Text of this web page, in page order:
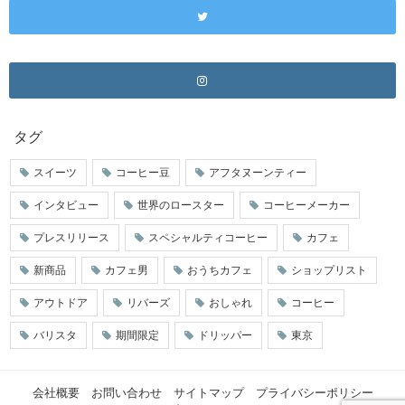
タグ
スイーツ コーヒー豆 アフタヌーンティー
インタビュー 世界のロースター コーヒーメーカー
プレスリリース スペシャルティコーヒー カフェ
新商品 カフェ男 おうちカフェ ショップリスト
アウトドア リバーズ おしゃれ コーヒー
バリスタ 期間限定 ドリッパー 東京
会社概要 お問い合わせ サイトマップ
プライバシーポリシー